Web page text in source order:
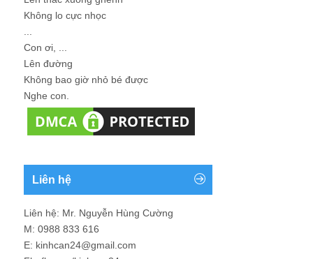
Không lo cực nhọc
...
Con ơi, ...
Lên đường
Không bao giờ nhỏ bé được
Nghe con.
Liên hệ
Liên hệ: Mr. Nguyễn Hùng Cường
M: 0988 833 616
E: kinhcan24@gmail.com